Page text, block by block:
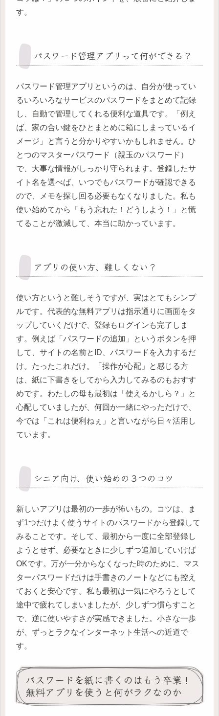
す。
パスワード管理アプリって何ができる？
パスワード管理アプリというのは、自分が使ってい
るいろいろなサービスのパスワードをまとめて記録
し、自動で管理してくれる便利な道具です。「例え
ば、家の合い鍵をひとまとめに箱にしまっているイ
メージ」と言うと分かりやすいかもしれません。ひ
とつのマスターパスワード（親玉のパスワード）
で、大事な情報がしっかり守られます。登録したサ
イト名を選べば、いつでもパスワードが確認できる
ので、メモを探し回る必要もなくなりました。私も
使い始めてから「もう忘れた！どうしよう！」と慌
てることが激減して、本当に助かっています。
アプリの使い方、難しくない？
使い方というと難しそうですが、実はとてもシンプ
ルです。代表的な無料アプリは指示通りに画面をタ
ップしていくだけで、登録もログインも完了しま
す。例えば「パスワードの追加」というボタンを押
して、サイトの名前とID、パスワードを入力するだ
け。たったこれだけ。「操作が心配」と感じる方
は、紙に下書きをしてから入力してみるのもおすす
めです。わたしの母も最初は「使えるかしら？」と
心配していましたが、何回か一緒にやっただけで、
今では「これは便利ねぇ」と言いながら日々活用し
ています。
シニア向け、使い始めの３つのコツ
新しいアプリは最初の一歩が怖いもの。コツは、ま
ず1つだけよく使うサイトのパスワードから登録して
みることです。そして、最初から一度に全部登録し
ようとせず、必要なときに少しずつ追加していけば
OKです。万が一分からなくなった時のために、マス
ターパスワードだけは手書きのノートなどにも控え
ておくと安心です。私も最初は一気にやろうとして
途中で疲れてしまいましたが、少しずつ慣らすこと
で、逆に使いやすさが実感できました。小さな一歩
が、ずっとラクなインターネット生活への近道で
す。
パスワードを紙に書くのはもう卒業！
無料アプリを使うと何がラクなのか